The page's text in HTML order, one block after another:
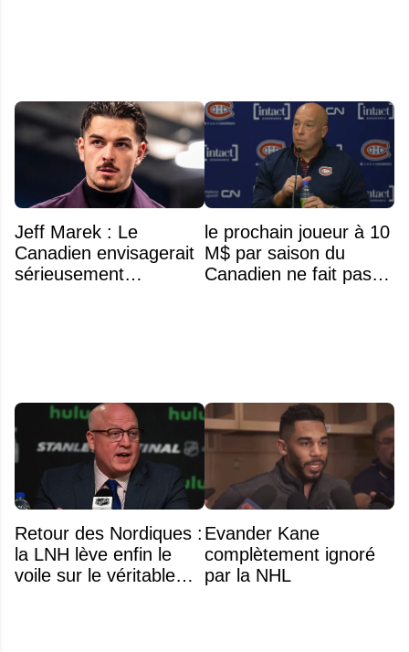
Jeff Marek : Le
Canadien envisagerait
sérieusement
le prochain joueur à 10
M$ par saison du
Canadien ne fait pas
Retour des Nordiques :
la LNH lève enfin le
voile sur le véritable
Evander Kane
complètement ignoré
par la NHL